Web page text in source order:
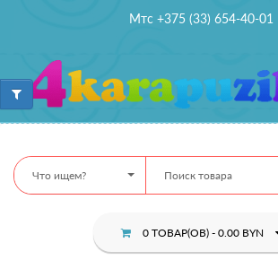
Мтс +375 (33) 654-40-01
Что ищем?
0 ТОВАР(ОВ) - 0.00 BYN